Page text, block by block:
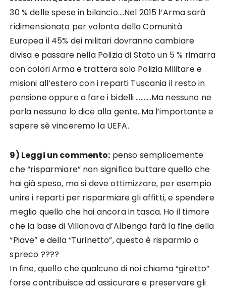
30 % delle spese in bilancio….Nel 2015 l’Arma sarà
ridimensionata per volonta della Comunità
Europea il 45% dei militari dovranno cambiare
divisa e passare nella Polizia di Stato un 5 % rimarra
con colori Arma e trattera solo Polizia Militare e
misioni all’estero con i reparti Tuscania il resto in
pensione oppure a fare i bidelli ……….Ma nessuno ne
parla nessuno lo dice alla gente..Ma l’importante e
sapere sè vinceremo la UEFA.
9) Leggi un commento: penso semplicemente
che “risparmiare” non significa buttare quello che
hai già speso, ma si deve ottimizzare, per esempio
unire i reparti per risparmiare gli affitti, e spendere
meglio quello che hai ancora in tasca. Ho il timore
che la base di Villanova d’Albenga farà la fine della
“Piave” e della “Turinetto”, questo è risparmio o
spreco ????
In fine, quello che qualcuno di noi chiama “giretto”
forse contribuisce ad assicurare e preservare gli